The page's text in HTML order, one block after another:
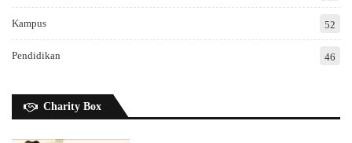
Kampus 52
Pendidikan 46
Charity Box